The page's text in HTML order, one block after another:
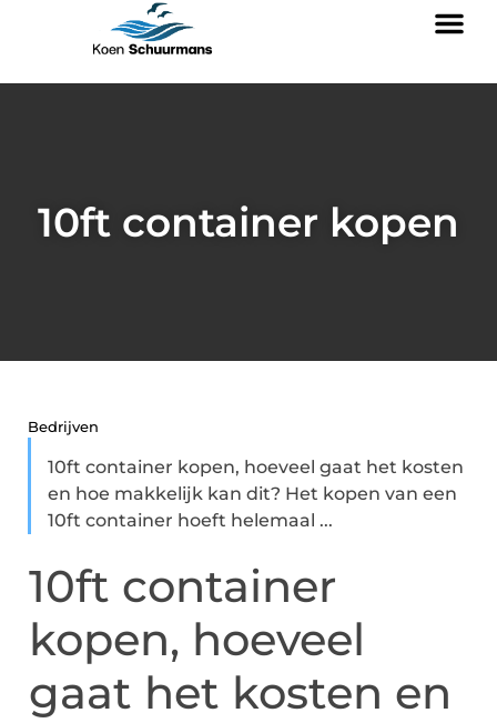
10ft container kopen
Bedrijven
10ft container kopen, hoeveel gaat het kosten
en hoe makkelijk kan dit? Het kopen van een
10ft container hoeft helemaal ...
10ft container
kopen, hoeveel
gaat het kosten en